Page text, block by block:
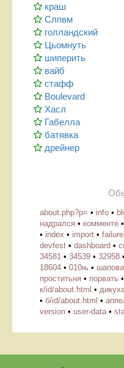
краш
Слпвм
голландский
Цьомнуть
шиперить
вайб
стафф
Boulevard
Хасл
Габелла
батявка
дрейнер
about.php?p= • info •
надрался • комменте •
• index • import •
devfest • dashboard •
34581 • 34539 • 32958 •
18604 • 010њ •
проститьня • порвать •
к/id/about.html •
• б/id/about.html •
version • user-data •